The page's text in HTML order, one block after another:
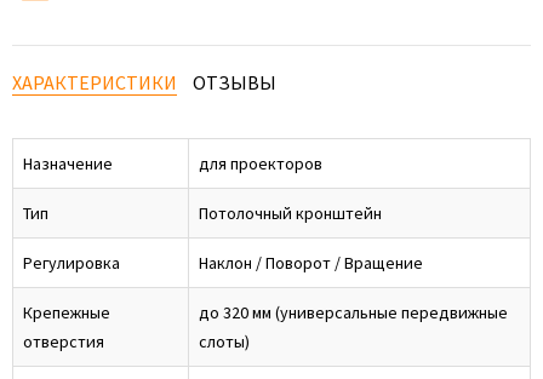
ХАРАКТЕРИСТИКИ ОТЗЫВЫ
Назначение для проекторов
Тип Потолочный кронштейн
Регулировка Наклон / Поворот / Вращение
Крепежные
отверстия
до 320 мм (универсальные передвижные
слоты)